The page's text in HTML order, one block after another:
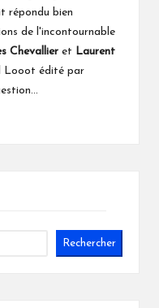
répondu bien
de l'incontournable
Chevallieret Laurent
Looot édité par
Rechercher